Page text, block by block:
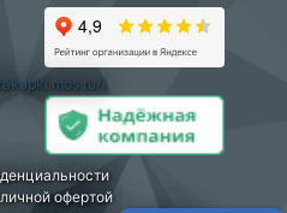
офертой